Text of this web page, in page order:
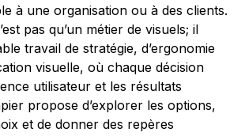
à une organisation ou à des clients.
pas qu’un métier de visuels; il
travail de stratégie, d’ergonomie
visuelle, où chaque décision
utilisateur et les résultats
propose d’explorer les options,
et de donner des repères